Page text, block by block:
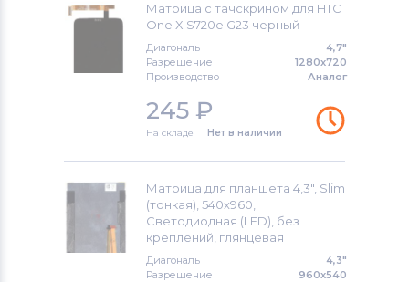
Модули и экраны для смартфонов
Модули и экраны для смартфонов
Матрица с тачскрином для HTC
One X S720e G23 черный
Диагональ
4,7"
Разрешение
1280x720
Производство
Аналог
245 ₽
На складе Нет в наличии
Матрица для планшета 4,3", Slim
(тонкая), 540x960,
Светодиодная (LED), без
креплений, глянцевая
Диагональ
4,3"
Разрешение
960x540